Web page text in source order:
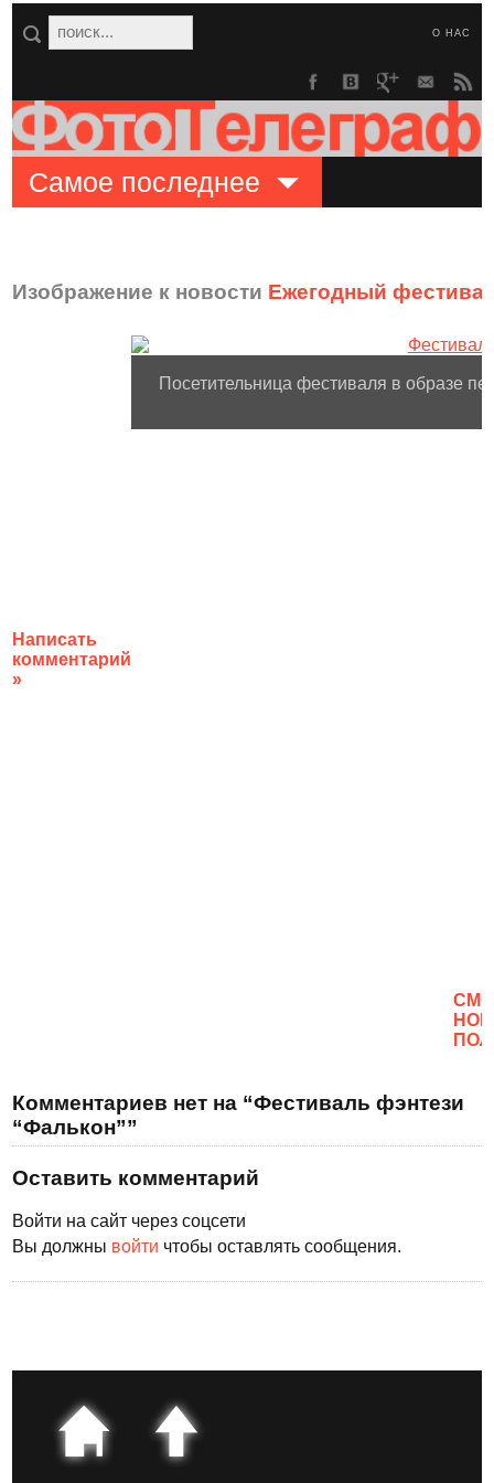
О НАС
Самое последнее
Изображение к новости Ежегодный
Написать
комментарий
»
Посетительница фестиваля в образе
Комментариев нет на “Фестиваль фэнтези
“Фалькон””
Оставить комментарий
Войти на сайт через соцсети
Вы должны войти чтобы оставлять сообщения.